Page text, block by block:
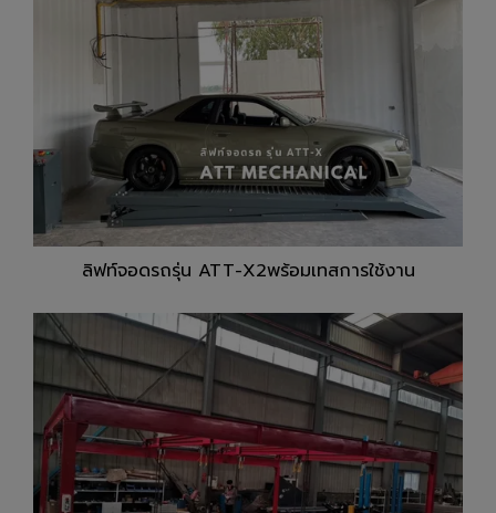
ลิฟท์จอดรถรุ่น ATT-X2พร้อมเทสการใช้งาน